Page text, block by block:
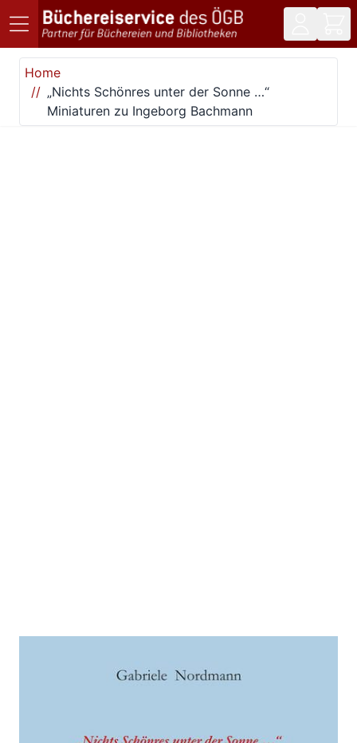
Direkt zum Inhalt
Home
„Nichts Schönres unter der Sonne …“
Miniaturen zu Ingeborg Bachmann
„Nichts Schönres unter der Sonne